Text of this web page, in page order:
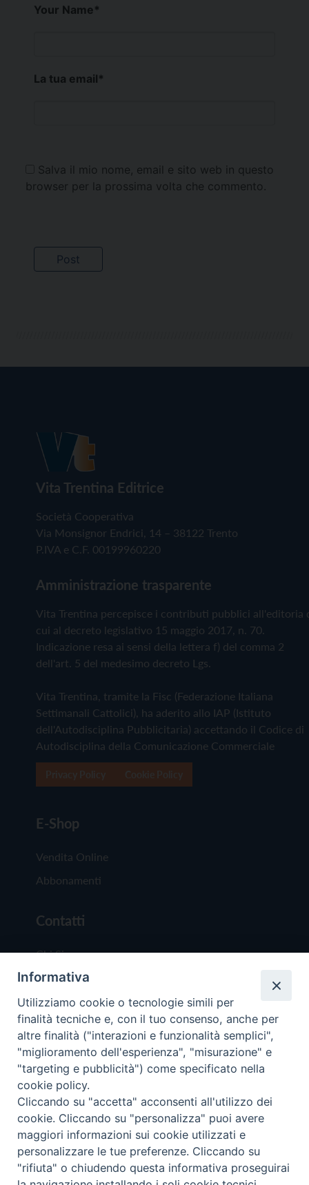
Your Name*
La tua email*
Salva il mio nome, email e sito web in questo
browser per la prossima volta che commento.
Vita Trentina Editrice
Società Cooperativa
Via Monsignor Endrici, 14 – 38122 Trento
P.IVA e C.F. 00199960220
Amministrazione trasparente
Vita Trentina percepisce i contributi pubblici all'editoria
cui al decreto legislativo 15 maggio 2017, n. 70.
Indicazione resa ai sensi della lettera f) del comma 2
dell'art. 5 del medesimo decreto Lgs.
Vita Trentina, tramite la Fisc (Federazione Italiana
Settimanali Cattolici), ha aderito allo IAP (Istituto
dell'Autodisciplina Pubblicitaria) accettando il Codice di
Autodisciplina della Comunicazione Commerciale
E-Shop
Vendita Online
Abbonamenti
Contatti
Chi Siamo
Redazione
Scrivici
Copyright © 2019 - Tutti i diritti riservati - Vita
Trentina Editrice
Privacy Policy
Torna
Informativa
Utilizziamo cookie o tecnologie simili per
finalità tecniche e, con il tuo consenso, anche per
altre finalità ("interazioni e funzionalità semplici",
"miglioramento dell'esperienza", "misurazione" e
"targeting e pubblicità") come specificato nella
cookie policy.
Cliccando su "accetta" acconsenti all'utilizzo dei
cookie. Cliccando su "personalizza" puoi avere
maggiori informazioni sui cookie utilizzati e
personalizzare le tue preferenze. Cliccando su
"rifiuta" o chiudendo questa informativa proseguirai